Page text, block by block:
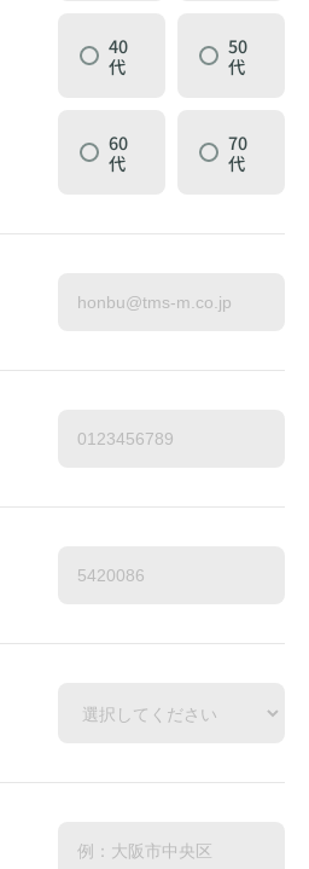
40
代
50
代
60
代
70
代